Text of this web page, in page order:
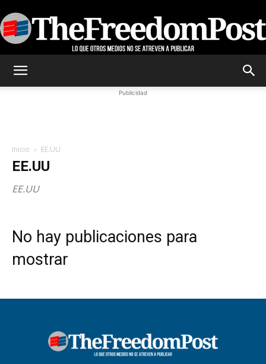
Publicidad
Inicio EE.UU
EE.UU
EE.UU
No hay publicaciones para
mostrar